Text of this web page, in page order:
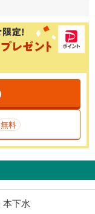
無料
本下水